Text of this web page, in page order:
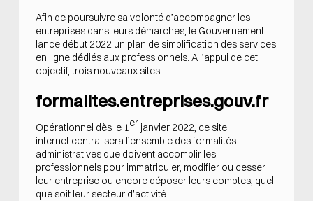
Afin de poursuivre sa volonté d’accompagner les
entreprises dans leurs démarches, le Gouvernement
lance début 2022 un plan de simplification des services
en ligne dédiés aux professionnels. A l’appui de cet
objectif, trois nouveaux sites :
formalites.entreprises.gouv.fr
Opérationnel dès le 1er janvier 2022, ce site
internetcentralisera l’ensemble des formalités
administratives que doivent accomplir les
professionnels pour immatriculer, modifier ou cesser
leur entreprise ou encore déposer leurs comptes, quel
que soit leur secteur d’activité.